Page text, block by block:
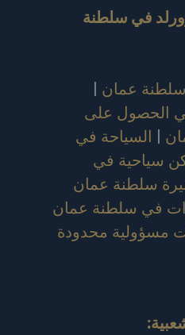
في سلطنة
سلطنة عمان |
الحصول على
| السياحة في
سياحية في
سلطنة عمان
في سلطنة عمان
مسؤولية محدودة
: